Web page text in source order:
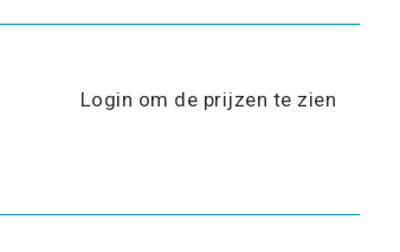
Login om de prijzen te zien